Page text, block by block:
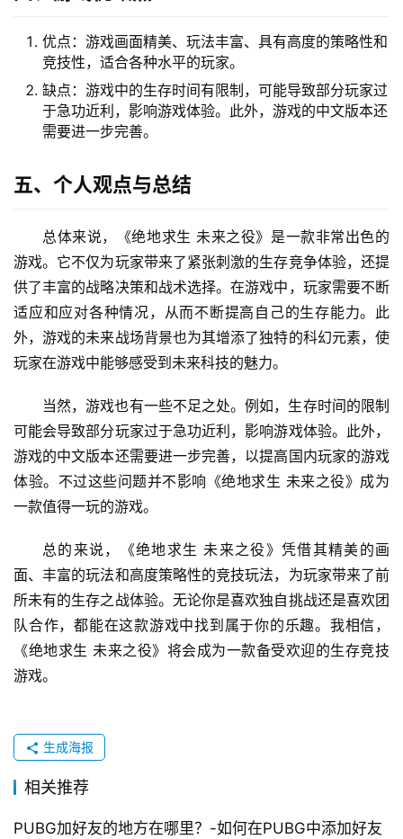
优点：游戏画面精美、玩法丰富、具有高度的策略性和
竞技性，适合各种水平的玩家。
缺点：游戏中的生存时间有限制，可能导致部分玩家过
于急功近利，影响游戏体验。此外，游戏的中文版本还
需要进一步完善。
五、个人观点与总结
总体来说，《绝地求生 未来之役》是一款非常出色的
游戏。它不仅为玩家带来了紧张刺激的生存竞争体验，还提
供了丰富的战略决策和战术选择。在游戏中，玩家需要不断
适应和应对各种情况，从而不断提高自己的生存能力。此
外，游戏的未来战场背景也为其增添了独特的科幻元素，使
玩家在游戏中能够感受到未来科技的魅力。
当然，游戏也有一些不足之处。例如，生存时间的限制
可能会导致部分玩家过于急功近利，影响游戏体验。此外，
游戏的中文版本还需要进一步完善，以提高国内玩家的游戏
体验。不过这些问题并不影响《绝地求生 未来之役》成为
一款值得一玩的游戏。
总的来说，《绝地求生 未来之役》凭借其精美的画
面、丰富的玩法和高度策略性的竞技玩法，为玩家带来了前
所未有的生存之战体验。无论你是喜欢独自挑战还是喜欢团
队合作，都能在这款游戏中找到属于你的乐趣。我相信，
《绝地求生 未来之役》将会成为一款备受欢迎的生存竞技
游戏。
生成海报
相关推荐
PUBG加好友的地方在哪里？-如何在PUBG中添加好友